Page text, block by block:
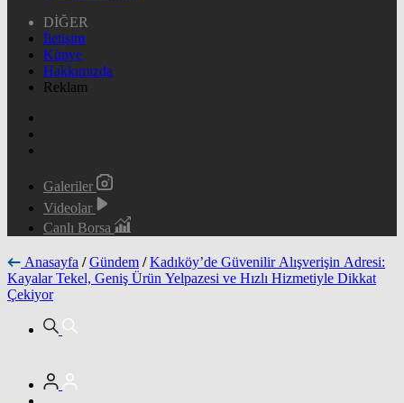
DİĞER
İletişim
Künye
Hakkımızda
Reklam
Galeriler
Videolar
Canlı Borsa
Anasayfa / Gündem / Kadıköy’de Güvenilir Alışverişin Adresi:
Kayalar Tekel, Geniş Ürün Yelpazesi ve Hızlı Hizmetiyle Dikkat
Çekiyor